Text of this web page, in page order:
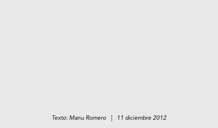
Texto: Manu Romero | 11 diciembre 2012